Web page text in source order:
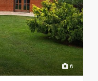
6